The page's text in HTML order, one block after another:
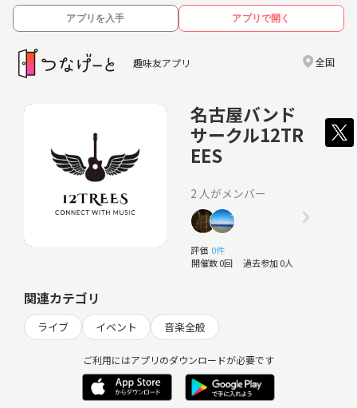
アプリを入手 アプリで開く
趣味友アプリ 全国
名古屋バンド
サークル12TR
EES
2 人がメンバー
評価 0件
開催数 0回 過去参加 0人
関連カテゴリ
ライブ イベント 音楽全般
ご利用にはアプリのダウンロードが必要です